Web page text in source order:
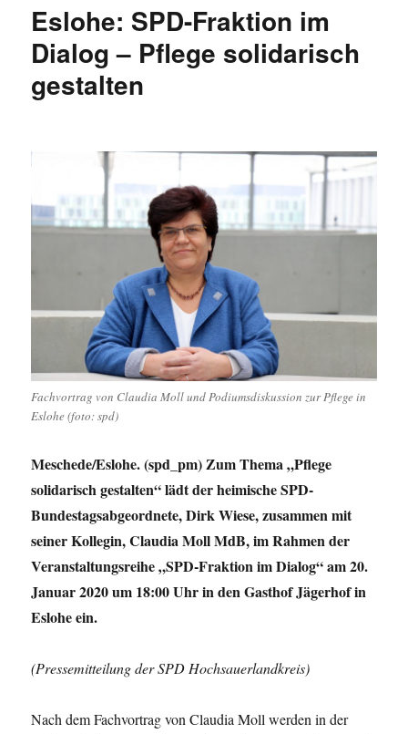
so…
Eslohe: SPD-Fraktion im
Dialog – Pflege solidarisch
gestalten
Fachvortrag von Claudia Moll und Podiumsdiskussion zur Pflege in
Eslohe (foto: spd)
Meschede/Eslohe. (spd_pm) Zum Thema „Pflege
solidarisch gestalten“ lädt der heimische SPD-
Bundestagsabgeordnete, Dirk Wiese, zusammen mit
seiner Kollegin, Claudia Moll MdB, im Rahmen der
Veranstaltungsreihe „SPD-Fraktion im Dialog“ am 20.
Januar 2020 um 18:00 Uhr in den Gasthof Jägerhof in
Eslohe ein.
(Pressemitteilung der SPD Hochsauerlandkreis)
Nach dem Fachvortrag von Claudia Moll werden in der